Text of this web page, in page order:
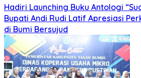
Hadiri Launching Buku Antologi
Bupati Andi Rudi Latif Apresiasi
di Bumi Bersujud